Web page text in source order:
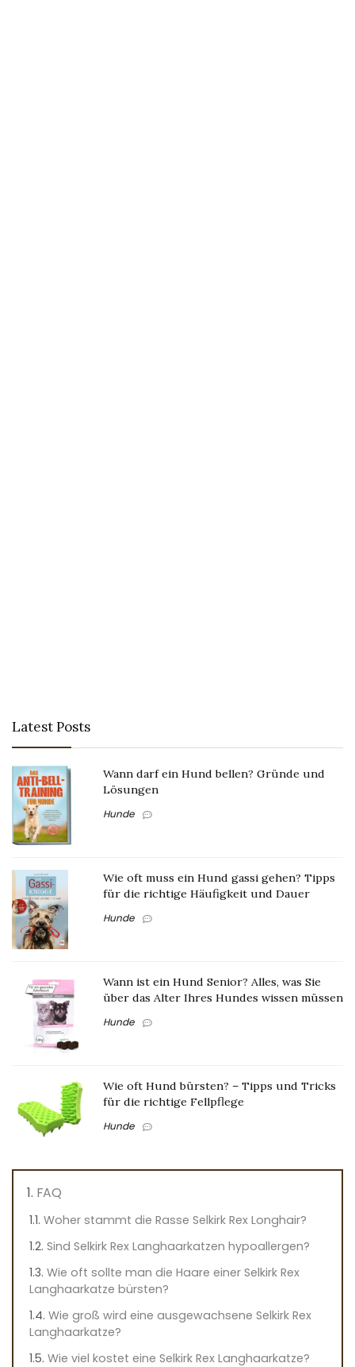
Latest Posts
Wann darf ein Hund bellen? Gründe und
Lösungen
Hunde
Wie oft muss ein Hund gassi gehen? Tipps
für die richtige Häufigkeit und Dauer
Hunde
Wann ist ein Hund Senior? Alles, was Sie
über das Alter Ihres Hundes wissen müssen
Hunde
Wie oft Hund bürsten? – Tipps und Tricks
für die richtige Fellpflege
Hunde
FAQ
Woher stammt die Rasse Selkirk Rex Longhair?
Sind Selkirk Rex Langhaarkatzen hypoallergen?
Wie oft sollte man die Haare einer Selkirk Rex
Langhaarkatze bürsten?
Wie groß wird eine ausgewachsene Selkirk Rex
Langhaarkatze?
Wie viel kostet eine Selkirk Rex Langhaarkatze?